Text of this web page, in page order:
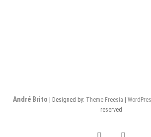
André Brito | Designed by: Theme Freesia |
reserved